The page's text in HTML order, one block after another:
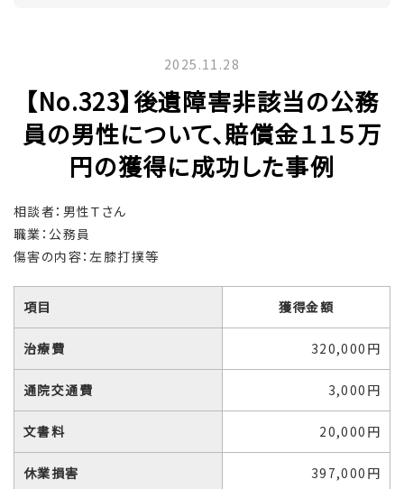
2025.11.28
【No.323】後遺障害非該当の公務
員の男性について、賠償金１１５万
円の獲得に成功した事例
相談者：男性Ｔさん
職業：公務員
傷害の内容：左膝打撲等
項目 獲得金額
治療費 320,000円
通院交通費 3,000円
文書料 20,000円
休業損害 397,000円